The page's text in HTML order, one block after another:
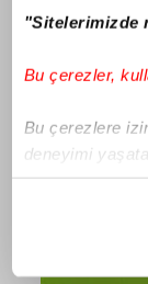
"Sitelerimizde
Bu çerezler,
Bu çerezlere
deneyimi
içerikleri